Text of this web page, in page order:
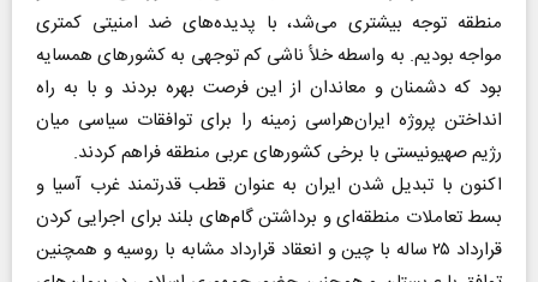
منطقه توجه بیشتری می‌‌شد، با پدیده‌‌های ضد امنیتی کمتری
مواجه بودیم. به واسطه خلأ ناشی کم توجهی به کشورهای همسایه
بود که دشمنان و معاندان از این فرصت بهره بردند و با به راه
انداختن پروژه ایران‌هراسی زمینه را برای توافقات سیاسی میان
رژیم صهیونیستی با برخی کشورهای عربی منطقه فراهم کردند.
اکنون با تبدیل شدن ایران به عنوان قطب قدرتمند غرب آسیا و
بسط تعاملات منطقه‌ای و برداشتن گام‌های بلند برای اجرایی کردن
قرارداد ۲۵ ساله با چین و انعقاد قرارداد مشابه با روسیه و همچنین